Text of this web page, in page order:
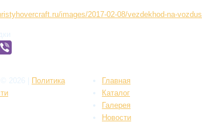
images/2017-02-08/vezdekhod-na-
© 2026
Политикa
Главная
Каталог
Галерея
Новости